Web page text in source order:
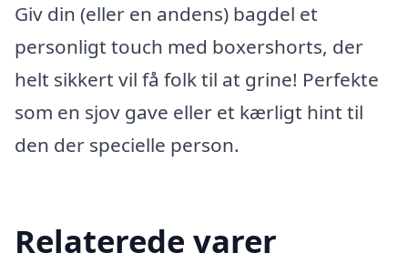
Giv din (eller en andens) bagdel et
personligt touch med boxershorts, der
helt sikkert vil få folk til at grine! Perfekte
som en sjov gave eller et kærligt hint til
den der specielle person.
Relaterede varer